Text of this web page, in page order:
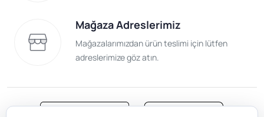
Mağaza Adreslerimiz
Mağazalarımızdan ürün teslimi için lütfen
adreslerimize göz atın.